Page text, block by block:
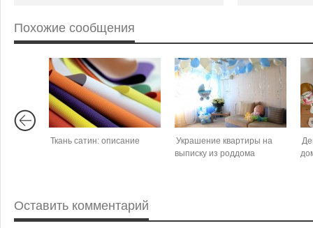
Похожие сообщения
Ткань сатин: описание
Украшение квартиры на
выписку из роддома
Оставить комментарий